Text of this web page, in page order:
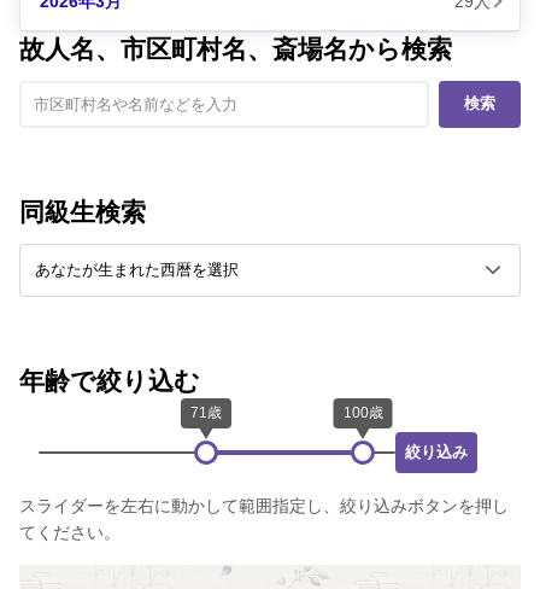
故人名、市区町村名、斎場名から検索
検索
同級生検索
年齢で絞り込む
絞り込み
スライダーを左右に動かして範囲指定し、絞り込みボタンを押し
てください。